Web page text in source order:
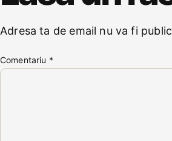
Adresa ta de email nu va fi
Comentariu *